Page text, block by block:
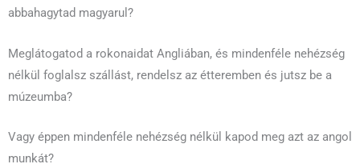
abbahagytad magyarul?
Meglátogatod a rokonaidat Angliában, és mindenféle nehézség
nélkül foglalsz szállást, rendelsz az étteremben és jutsz be a
múzeumba?
Vagy éppen mindenféle nehézség nélkül kapod meg azt az angol
munkát?